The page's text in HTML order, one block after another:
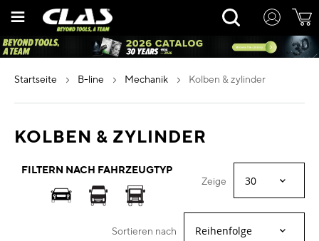
Inhalt
Rechercher
startseite b-line mechanik kolben & zylinder
KOLBEN & ZYLINDER
FILTERN NACH FAHRZEUGTYP
Zeige
Sortieren nach